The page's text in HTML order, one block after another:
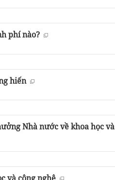
phí nào?
hiến
Nhà nước về khoa học và